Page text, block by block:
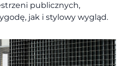
publicznych,
jak i stylowy wygląd.